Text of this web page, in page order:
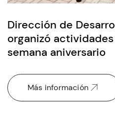
Dirección de
organizó
semana aniversario
Más información